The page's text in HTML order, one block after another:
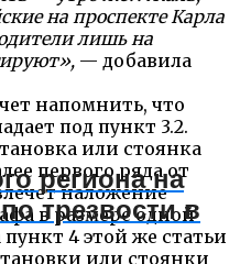
на проспекте Карла
лишь на
— добавила
напомнить, что
под пункт 3.2.
или стоянка
первого ряда от
наложение
в размере одной
4 этой же статьи
или стоянки
региона на
трезвости в